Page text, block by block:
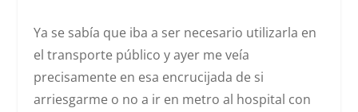
Ya se sabía que iba a ser necesario utilizarla en
el transporte público y ayer me veía
precisamente en esa encrucijada de si
arriesgarme o no a ir en metro al hospital con